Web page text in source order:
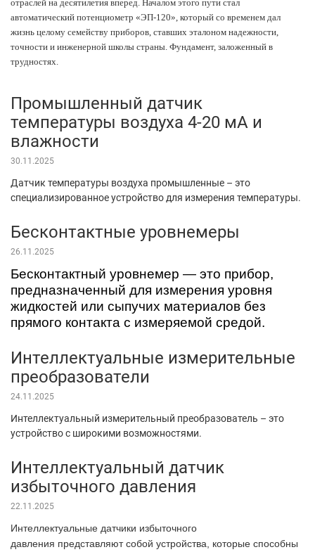
отраслей на десятилетия вперед. Началом этого пути стал
автоматический потенциометр «ЭП-120», который со временем дал
жизнь целому семейству приборов, ставших эталоном надежности,
точности и инженерной школы страны. Фундамент, заложенный в
трудностях.
Промышленный датчик
температуры воздуха 4-20 мА и
влажности
30.11.2025
Датчик температуры воздуха промышленные – это
специализированное устройство для измерения температуры.
Бесконтактные уровнемеры
26.11.2025
Бесконтактный уровнемер — это прибор,
предназначенный для измерения уровня
жидкостей или сыпучих материалов без
прямого контакта с измеряемой средой.
Интеллектуальные измерительные
преобразователи
24.11.2025
Интеллектуальный измерительный преобразователь – это
устройство с широкими возможностями.
Интеллектуальный датчик
избыточного давления
22.11.2025
Интеллектуальные датчики избыточного
давления представляют собой устройства, которые способны